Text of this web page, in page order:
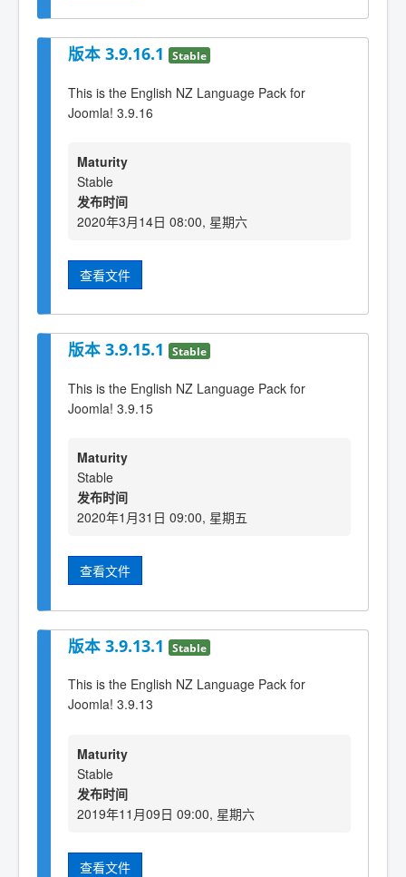
版本 3.9.16.1 Stable
This is the English NZ Language Pack for
Joomla! 3.9.16
Maturity
Stable
发布时间
2020年3月14日 08:00, 星期六
查看文件
版本 3.9.15.1 Stable
This is the English NZ Language Pack for
Joomla! 3.9.15
Maturity
Stable
发布时间
2020年1月31日 09:00, 星期五
查看文件
版本 3.9.13.1 Stable
This is the English NZ Language Pack for
Joomla! 3.9.13
Maturity
Stable
发布时间
2019年11月09日 09:00, 星期六
查看文件